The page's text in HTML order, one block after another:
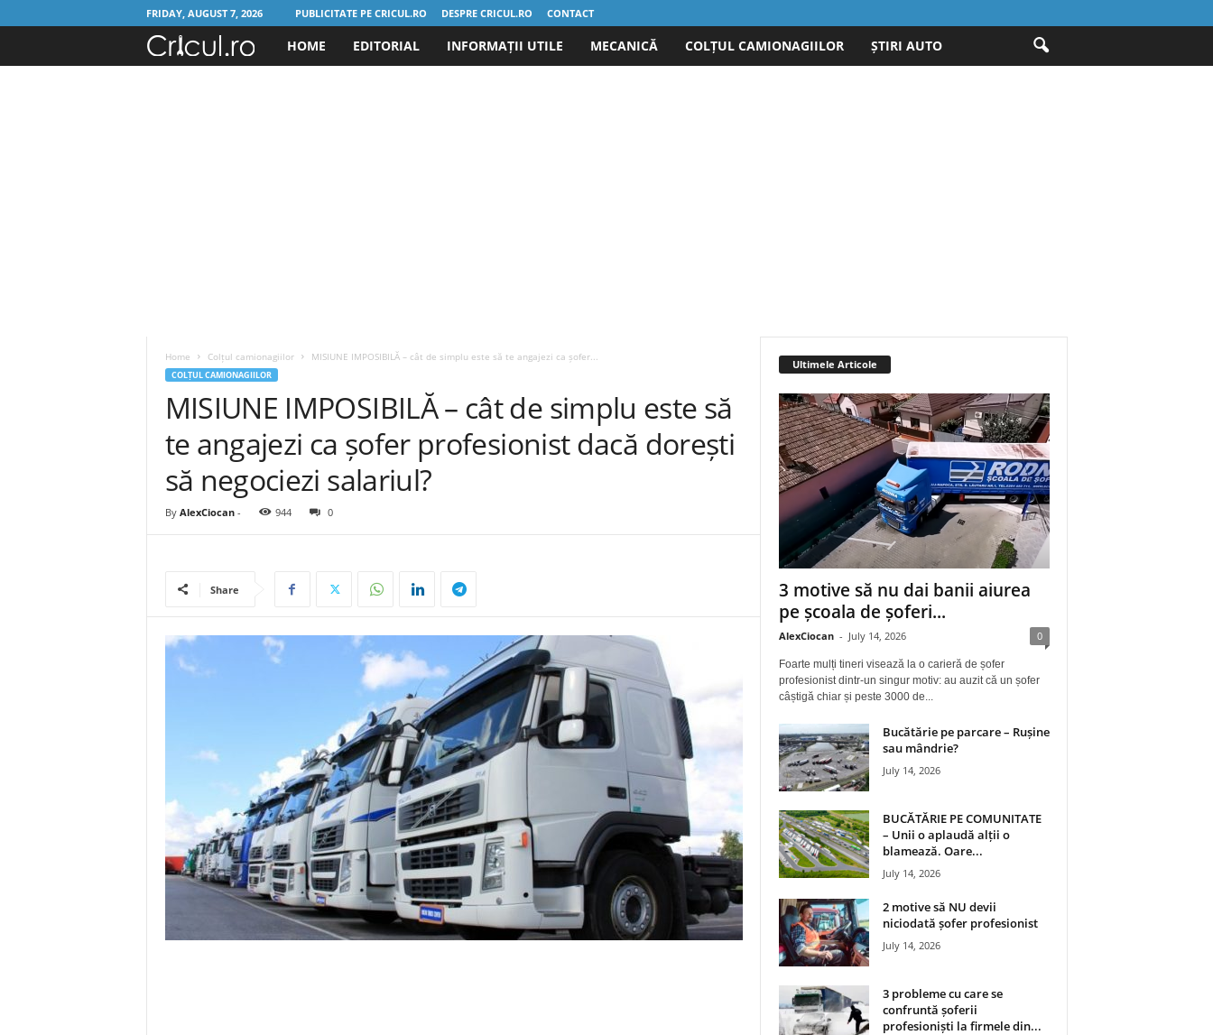
FRIDAY, AUGUST 7, 2026 PUBLICITATE PE CRICUL.RO DESPRE CRICUL.RO CONTACT
o
HOME EDITORIAL INFORMAȚII UTILE MECANICĂ COLȚUL CAMIONAGIILOR ȘTIRI AUTO
Home Colțul camionagiilor MISIUNE IMPOSIBILĂ – cât de simplu este să te angajezi ca șofer...
COLȚUL CAMIONAGIILOR
MISIUNE IMPOSIBILĂ – cât de simplu este să
te angajezi ca șofer profesionist dacă dorești
să negociezi salariul?
By AlexCiocan- 944 0
Share
Ultimele Articole
3 motive să nu dai banii aiurea
pe școala de șoferi...
AlexCiocan - July 14, 2026 0
Foarte mulți tineri visează la o carieră de șofer
profesionist dintr-un singur motiv: au auzit că un șofer
câștigă chiar și peste 3000 de...
Bucătărie pe parcare – Rușine
sau mândrie?
July 14, 2026
BUCĂTĂRIE PE COMUNITATE
– Unii o aplaudă alții o
blamează. Oare...
July 14, 2026
2 motive să NU devii
niciodată șofer profesionist
July 14, 2026
3 probleme cu care se
confruntă șoferii
profesioniști la firmele din...